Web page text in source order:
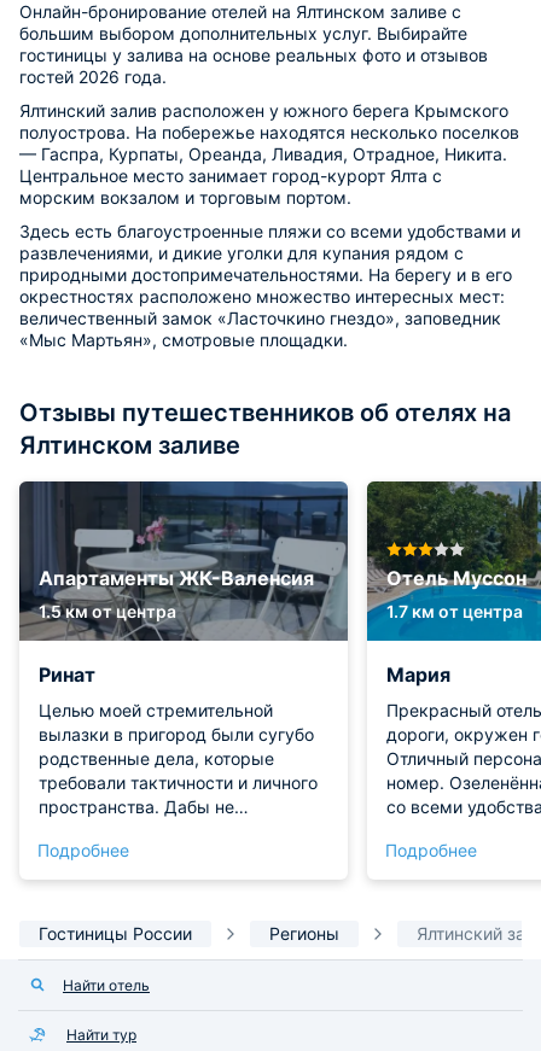
Онлайн-бронирование отелей на Ялтинском заливе с
большим выбором дополнительных услуг. Выбирайте
гостиницы у залива на основе реальных фото и отзывов
гостей 2026 года.
Ялтинский залив расположен у южного берега Крымского
полуострова. На побережье находятся несколько поселков
— Гаспра, Курпаты, Ореанда, Ливадия, Отрадное, Никита.
Центральное место занимает город-курорт Ялта с
морским вокзалом и торговым портом.
Здесь есть благоустроенные пляжи со всеми удобствами и
развлечениями, и дикие уголки для купания рядом с
природными достопримечательностями. На берегу и в его
окрестностях расположено множество интересных мест:
величественный замок «Ласточкино гнездо», заповедник
«Мыс Мартьян», смотровые площадки.
Отзывы путешественников об отелях на
Ялтинском заливе
Апартаменты ЖК-Валенсия
1.5 км от центра
Ринат
Целью моей стремительной
вылазки в пригород были сугубо
родственные дела, которые
требовали тактичности и личного
пространства. Дабы не
вопросами, я забронировал
отдельное помещение со всеми
своей интеллигентной
течением времени,
способствующим ментальной
перезагрузке. Благотворная
Подробнее
Отель Муссон
1.7 км от центра
Мария
Прекрасный
дороги, окружен
Отличный
номер.
со всеми
Подробнее
Гостиницы России Регионы Ялтинский
Найти отель
Найти тур